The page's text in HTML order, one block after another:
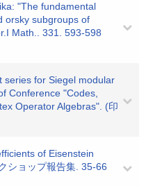
"The fundamental
orsky subgroups of
Math.. 331. 593-598
series for Siegel modular
Conference "Codes,
Operator Algebras". (印
of Eisenstein
ショップ報告集. 35-66